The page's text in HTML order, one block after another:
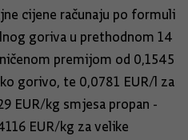
cijene računaju po formuli
goriva u prethodnom 14
premijom od 0,1545
gorivo, te 0,0781 EUR/l za
EUR/kg smjesa propan -
EUR/kg za velike